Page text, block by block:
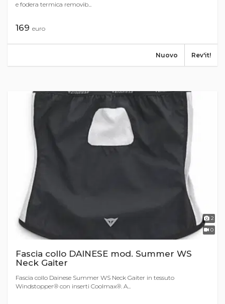
e fodera termica removib...
169 euro
Rev'it!
Nuovo
2
0
Fascia collo DAINESE mod. Summer WS
Neck Gaiter
Fascia collo Dainese Summer WS Neck Gaiter in tessuto
Windstopper® con inserti Coolmax®. A...